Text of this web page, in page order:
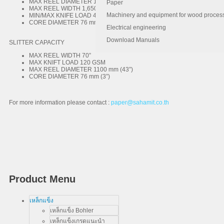
Paper
Machinery and equipment for wood
Electrical engineering
Download Manuals
MAX REEL WIDTH 1,650 mm (65”)
MIN/MAX KNIFE LOAD 45-600 GSM
CORE DIAMETER 76 mm (3”)
SLITTER CAPACITY
MAX REEL WIDTH 70”
MAX KNIFT LOAD 120 GSM
MAX REEL DIAMETER 1100 mm (43”)
CORE DIAMETER 76 mm (3”)
For more information please contact : paper@sahamit.co.th
Product Menu
เหล็กแข็ง
เหล็กแข็ง Bohler
เหล็กแข็งเกรดแนะนำ